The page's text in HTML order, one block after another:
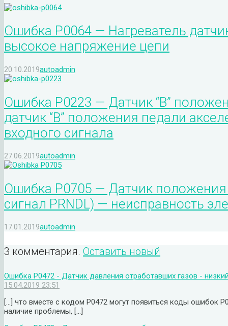
Ошибка P0064 — Нагреватель
высокое напряжение цепи
20.10.2019autoadmin
Ошибка P0223 — Датчик “В”
датчик “В” положения педали
входного сигнала
27.06.2019autoadmin
Ошибка P0705 — Датчик
сигнал PRNDL) — неисправность
17.01.2019autoadmin
3 комментария. Оставить новый
Ошибка P0472 - Датчик давления отработавших газов -
15.04.2019 23:51
[…] что вместе с кодом P0472 могут появиться коды ошибок
наличие проблемы, […]